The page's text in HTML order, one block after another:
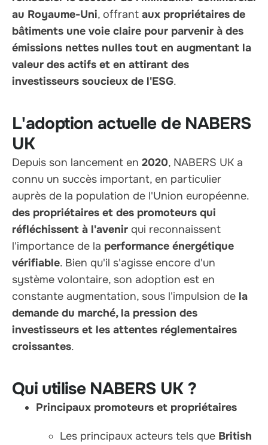
au Royaume-Uni, offrant aux propriétaires de
bâtiments une voie claire pour parvenir à des
émissions nettes nulles tout en augmentant la
valeur des actifs et en attirant des
investisseurs soucieux de l'ESG.
L'adoption actuelle de NABERS
UK
Depuis son lancement en 2020, NABERS UK a
connu un succès important, en particulier
auprès de la population de l'Union européenne.
des propriétaires et des promoteurs qui
réfléchissent à l'avenir qui reconnaissent
l'importance de la performance énergétique
vérifiable. Bien qu'il s'agisse encore d'un
système volontaire, son adoption est en
constante augmentation, sous l'impulsion de la
demande du marché, la pression des
investisseurs et les attentes réglementaires
croissantes.
Qui utilise NABERS UK ?
Principaux promoteurs et propriétaires
Les principaux acteurs tels que British